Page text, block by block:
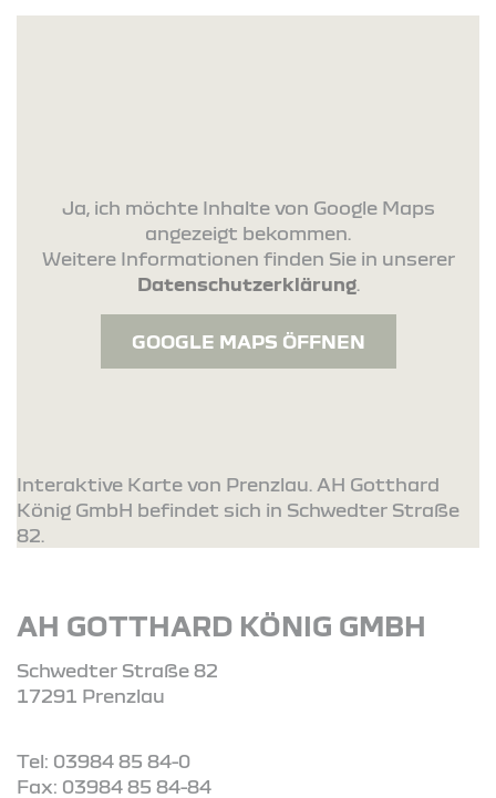
Ja, ich möchte Inhalte von Google Maps
angezeigt bekommen.
Weitere Informationen finden Sie in unserer
Datenschutzerklärung.
GOOGLE MAPS ÖFFNEN
Interaktive Karte von Prenzlau. AH Gotthard
König GmbH befindet sich in Schwedter Straße
82.
AH GOTTHARD KÖNIG GMBH
Schwedter Straße 82
17291 Prenzlau
Tel: 03984 85 84-0
Fax: 03984 85 84-84